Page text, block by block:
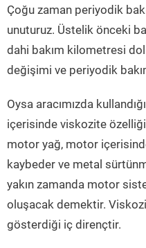
Çoğu zaman periyodik
unuturuz. Üstelik önceki
dahi bakım kilometresi
değişimi ve periyodik
Oysa aracımızda
içerisinde viskozite
motor yağ, motor
kaybeder ve metal
yakın zamanda motor
oluşacak demektir.
gösterdiği iç dirençtir.